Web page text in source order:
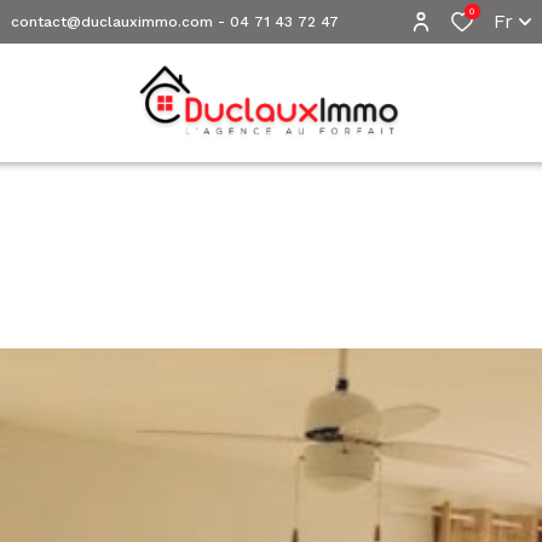
contact@duclauximmo.com -04 71 43 72 47
0 Fr